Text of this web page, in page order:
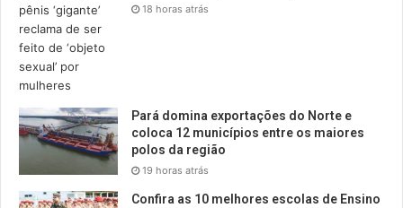
18 horas atrás
Pará domina exportações do Norte e
coloca 12 municípios entre os maiores
polos da região
19 horas atrás
Confira as 10 melhores escolas de Ensino